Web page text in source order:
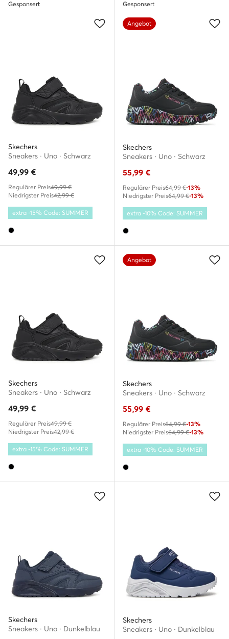
Gesponsert
Skechers
Sneakers · Uno · Schwarz
49,99 €
Regulärer Preis49,99 €
Niedrigster Preis42,99 €
extra -15% Code: SUMMER
Gesponsert
Angebot
Skechers
Sneakers · Uno · Schwarz
55,99 €
Regulärer Preis64,99 €-13%
Niedrigster Preis64,99 €-13%
extra -10% Code: SUMMER
Skechers
Sneakers · Uno · Schwarz
49,99 €
Regulärer Preis49,99 €
Niedrigster Preis42,99 €
extra -15% Code: SUMMER
Angebot
Skechers
Sneakers · Uno · Schwarz
55,99 €
Regulärer Preis64,99 €-13%
Niedrigster Preis64,99 €-13%
extra -10% Code: SUMMER
Skechers
Sneakers · Uno · Dunkelblau
Skechers
Sneakers · Uno · Dunkelblau